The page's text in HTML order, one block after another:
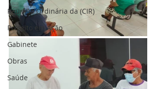
Reunião Ordinária da (CIR)
Prefeito em Ação
Gabinete
Obras
Saúde